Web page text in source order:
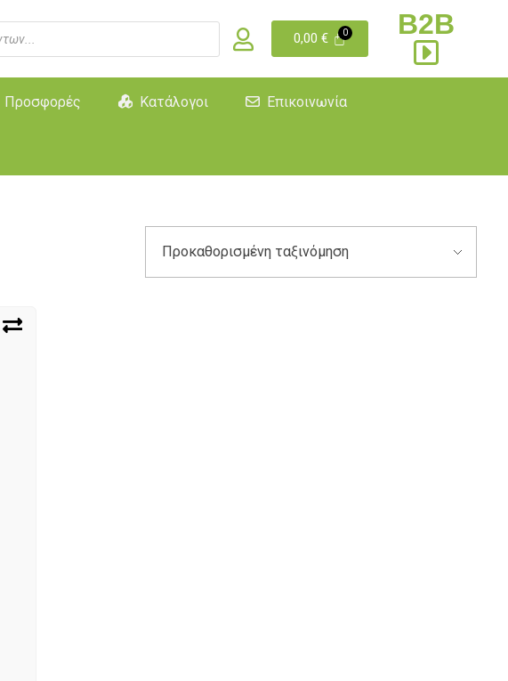
0,00€ B2B
Προσφορές Κατάλογοι Επικοινωνία